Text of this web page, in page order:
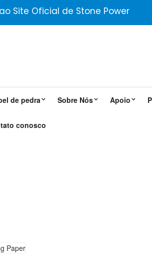
Site Oficial de Stone Power
de pedra Sobre Nós Apoio
conosco